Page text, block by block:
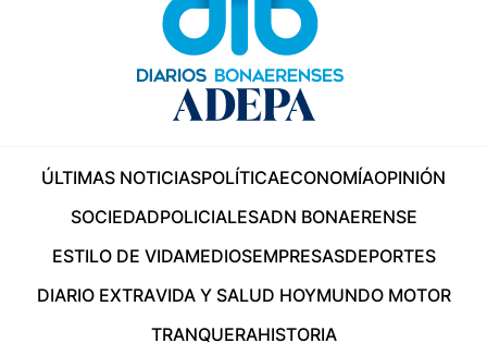
ÚLTIMAS NOTICIASPOLÍTICAECONOMÍAOPINIÓN
SOCIEDADPOLICIALESADN BONAERENSE
ESTILO DE VIDAMEDIOSEMPRESASDEPORTES
DIARIO EXTRAVIDA Y SALUD HOYMUNDO MOTOR
TRANQUERAHISTORIA